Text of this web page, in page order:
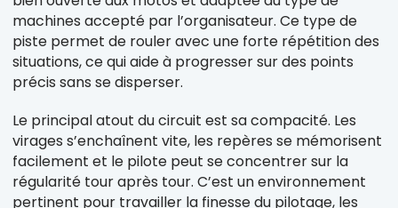
machines accepté par l’organisateur. Ce type de
piste permet de rouler avec une forte répétition des
situations, ce qui aide à progresser sur des points
précis sans se disperser.
Le principal atout du circuit est sa compacité. Les
virages s’enchaînent vite, les repères se mémorisent
facilement et le pilote peut se concentrer sur la
régularité tour après tour. C’est un environnement
pertinent pour travailler la finesse du pilotage, les